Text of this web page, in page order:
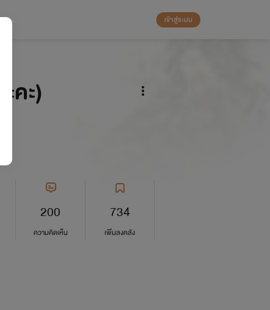
เข้าสู่ระบบ
คะ)
200
ความคิดเห็น
734
เพิ่มลงคลัง